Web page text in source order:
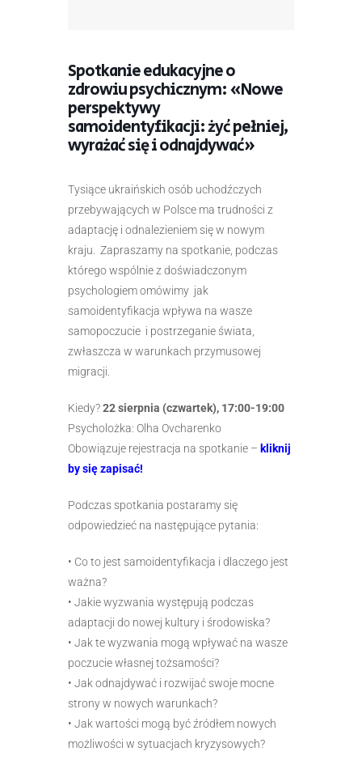
Spotkanie edukacyjne o
zdrowiu psychicznym: «Nowe
perspektywy
samoidentyfikacji: żyć pełniej,
wyrażać się i odnajdywać»
Tysiące ukraińskich osób uchodźczych
przebywających w Polsce ma trudności z
adaptację i odnalezieniem się w nowym
kraju. Zapraszamy na spotkanie, podczas
którego wspólnie z doświadczonym
psychologiem omówimy jak
samoidentyfikacja wpływa na wasze
samopoczucie i postrzeganie świata,
zwłaszcza w warunkach przymusowej
migracji.
Kiedy?22 sierpnia (czwartek), 17:00-19:00
Psycholożka: Olha Ovcharenko
Obowiązuje rejestracja na spotkanie – kliknij
by się zapisać!
Podczas spotkania postaramy się
odpowiedzieć na następujące pytania:
• Co to jest samoidentyfikacja i dlaczego jest
ważna?
• Jakie wyzwania występują podczas
adaptacji do nowej kultury i środowiska?
• Jak te wyzwania mogą wpływać na wasze
poczucie własnej tożsamości?
• Jak odnajdywać i rozwijać swoje mocne
strony w nowych warunkach?
• Jak wartości mogą być źródłem nowych
możliwości w sytuacjach kryzysowych?